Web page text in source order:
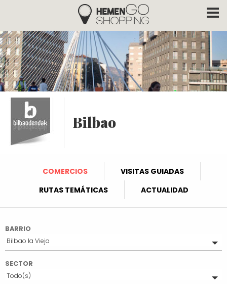
Pasar al contenido principal
Hemengo Shopping
Bilbao
COMERCIOS
VISITAS GUIADAS
RUTAS TEMÁTICAS
ACTUALIDAD
BARRIO
Bilbao Centro
Casco Viejo
Bilbao la Vieja
SECTOR
Todo(s)